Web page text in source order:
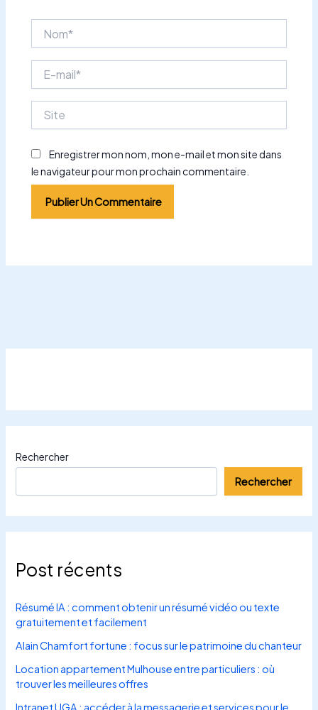
mail*
Enregistrer mon nom, mon e-mail et mon site dans
le navigateur pour mon prochain commentaire.
Rechercher
Rechercher
Post récents
Résumé IA : comment obtenir un résumé vidéo ou texte
gratuitement et facilement
Alain Chamfort fortune : focus sur le patrimoine du chanteur
Location appartement Mulhouse entre particuliers : où
trouver les meilleures offres
Intranet UGA : accéder à la messagerie et services pour le